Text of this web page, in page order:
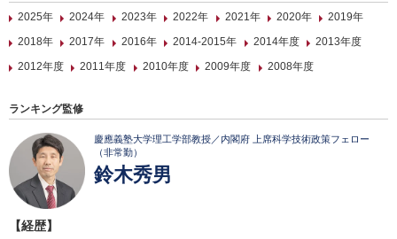
2025年
2024年 2023年 2022年 2021年 2020年
2019年
2018年
2017年 2016年 2014-2015年 2014年度
2013年度
2012年度
2011年度 2010年度 2009年度 2008年度
ランキング監修
慶應義塾大学理工学部教授／内閣府 上席科学技術政策フェロー
（非常勤）
鈴木秀男
【経歴】